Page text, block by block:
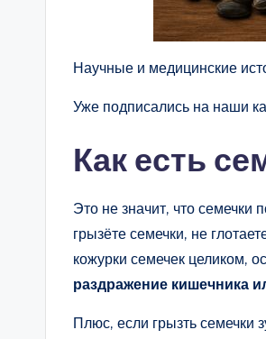
Научные и медицинские
Уже подписались на наши
Как есть
Это не значит, что семечки
грызёте семечки, не
кожурки семечек целиком,
раздражение кишечника
Плюс, если грызть семечки